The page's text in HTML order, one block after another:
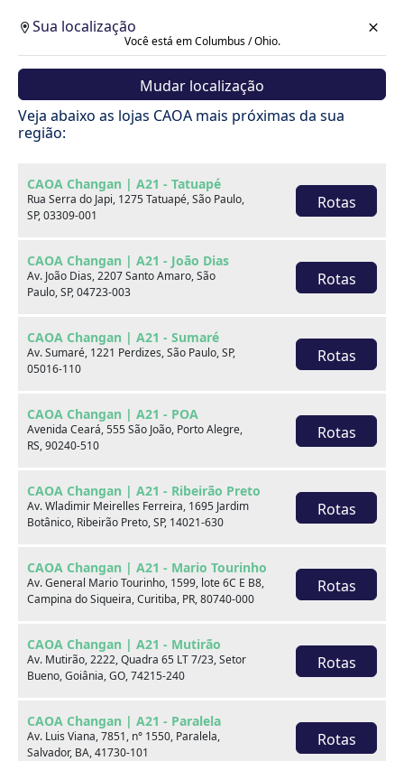
Sua localização
Você está em Columbus / Ohio.
Mudar localização
Veja abaixo as lojas CAOA mais próximas da sua
região:
CAOA Changan | A21 - Tatuapé
Rua Serra do Japi, 1275 Tatuapé, São Paulo,
SP, 03309-001
Rotas
CAOA Changan | A21 - João Dias
Av. João Dias, 2207 Santo Amaro, São
Paulo, SP, 04723-003
Rotas
CAOA Changan | A21 - Sumaré
Av. Sumaré, 1221 Perdizes, São Paulo, SP,
05016-110
Rotas
CAOA Changan | A21 - POA
Avenida Ceará, 555 São João, Porto Alegre,
RS, 90240-510
Rotas
CAOA Changan | A21 - Ribeirão Preto
Av. Wladimir Meirelles Ferreira, 1695 Jardim
Botânico, Ribeirão Preto, SP, 14021-630
Rotas
CAOA Changan | A21 - Mario Tourinho
Av. General Mario Tourinho, 1599, lote 6C E B8,
Campina do Siqueira, Curitiba, PR, 80740-000
Rotas
CAOA Changan | A21 - Mutirão
Av. Mutirão, 2222, Quadra 65 LT 7/23, Setor
Bueno, Goiânia, GO, 74215-240
Rotas
CAOA Changan | A21 - Paralela
Av. Luis Viana, 7851, n° 1550, Paralela,
Salvador, BA, 41730-101
Rotas
Carros
Marca
Ver estoque
Escolha por categoria
Hatch